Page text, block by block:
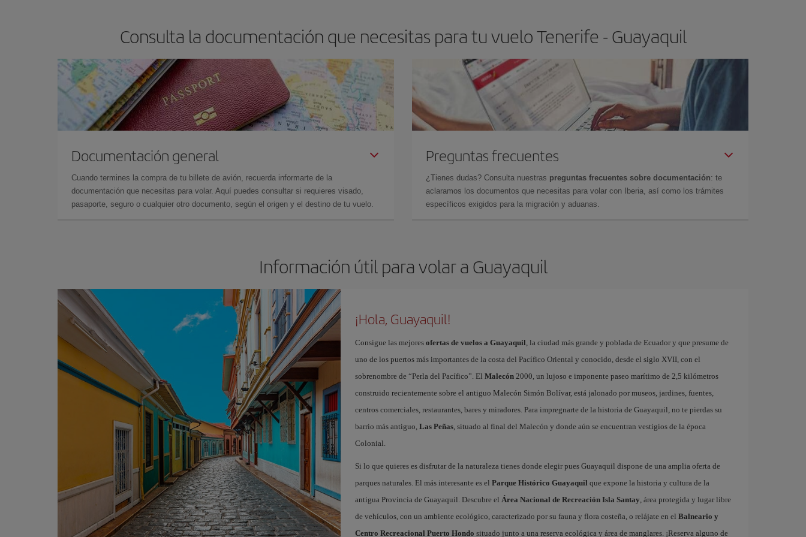
Consulta la documentación que necesitas para tu vuelo Tenerife - Guayaquil
Documentación general
Cuando termines la compra de tu billete de avión, recuerda informarte de la
documentación que necesitas para volar. Aquí puedes consultar si requieres visado,
pasaporte, seguro o cualquier otro documento, según el origen y el destino de tu vuelo.
Preguntas frecuentes
¿Tienes dudas? Consulta nuestras preguntas frecuentes sobre documentación: te
aclaramos los documentos que necesitas para volar con Iberia, así como los trámites
específicos exigidos para la migración y aduanas.
Información útil para volar a Guayaquil
¡Hola, Guayaquil!
Consigue las mejores ofertas de vuelos a Guayaquil, la ciudad más grande y poblada de Ecuador y que presume de
uno de los puertos más importantes de la costa del Pacífico Oriental y conocido, desde el siglo XVII, con el
sobrenombre de “Perla del Pacífico”. El Malecón2000, un lujoso e imponente paseo marítimo de 2,5 kilómetros
construido recientemente sobre el antiguo Malecón Simón Bolívar, está jalonado por museos, jardines, fuentes,
centros comerciales, restaurantes, bares y miradores. Para impregnarte de la historia de Guayaquil, no te pierdas su
barrio más antiguo, Las Peñas, situado al final del Malecón y donde aún se encuentran vestigios de la época
Colonial.
Si lo que quieres es disfrutar de la naturaleza tienes donde elegir pues Guayaquil dispone de una amplia oferta de
parques naturales. El más interesante es el Parque Histórico Guayaquil que expone la historia y cultura de la
antigua Provincia de Guayaquil. Descubre el Área Nacional de Recreación Isla Santay, área protegida y lugar libre
de vehículos, con un ambiente ecológico, caracterizado por su fauna y flora costeña, o relájate en el Balneario y
Centro Recreacional Puerto Hondo situado junto a una reserva ecológica y área de manglares. ¡Reserva alguno de